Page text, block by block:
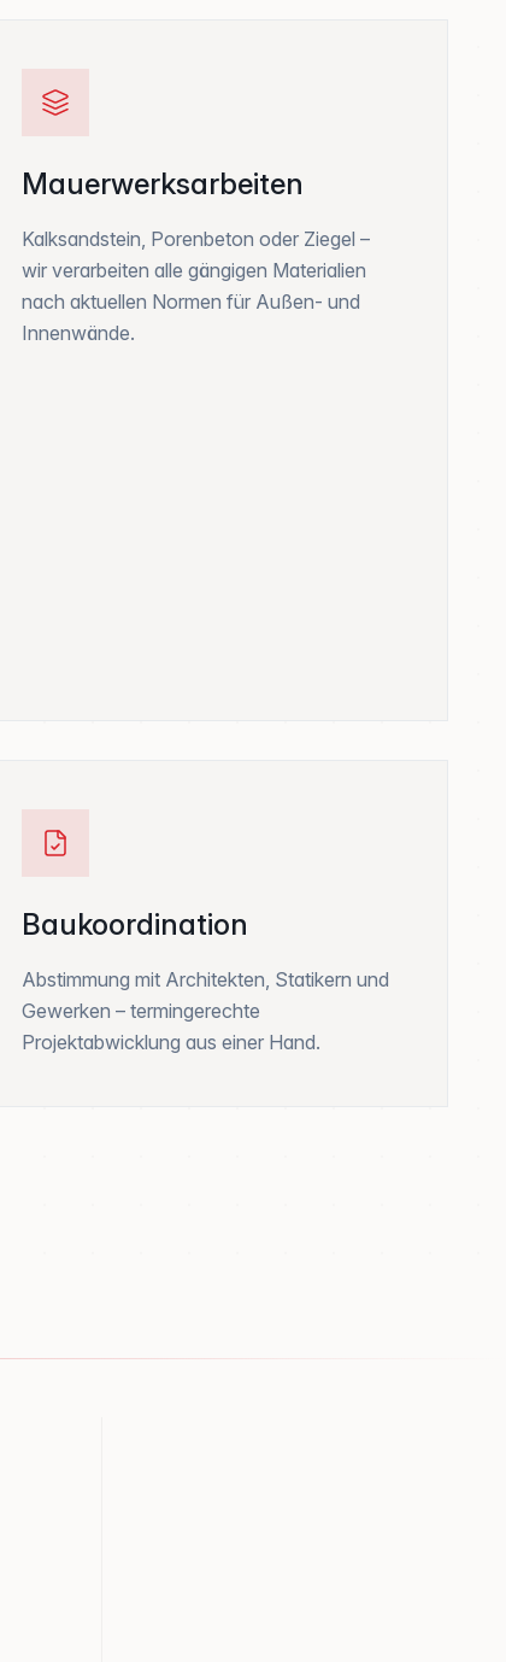
Mauerwerksarbeiten
Kalksandstein, Porenbeton oder Ziegel –
wir verarbeiten alle gängigen Materialien
nach aktuellen Normen für Außen- und
Innenwände.
Baukoordination
Abstimmung mit Architekten, Statikern und
Gewerken – termingerechte
Projektabwicklung aus einer Hand.